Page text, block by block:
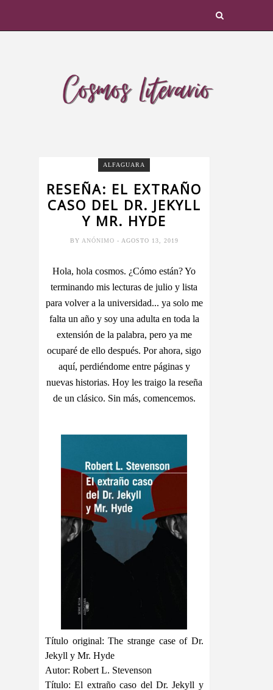
ALFAGUARA
RESEÑA: EL EXTRAÑO
CASO DEL DR. JEKYLL
Y MR. HYDE
BY ANÓNIMO - AGOSTO 13, 2019
Hola, hola cosmos. ¿Cómo están? Yo
terminando mis lecturas de julio y lista
para volver a la universidad... ya solo me
falta un año y soy una adulta en toda la
extensión de la palabra, pero ya me
ocuparé de ello después. Por ahora, sigo
aquí, perdiéndome entre páginas y
nuevas historias. Hoy les traigo la reseña
de un clásico. Sin más, comencemos.
Título original: The strange case of Dr.
Jekyll y Mr. Hyde
Autor: Robert L. Stevenson
Título: El extraño caso del Dr. Jekyll y